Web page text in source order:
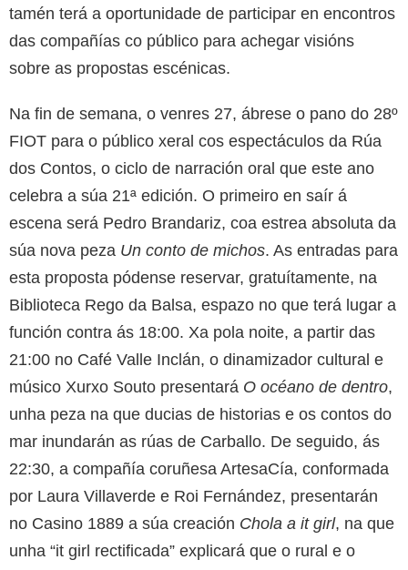
tamén terá a oportunidade de participar en encontros
das compañías co público para achegar visións
sobre as propostas escénicas.
Na fin de semana, o venres 27, ábrese o pano do 28º
FIOT para o público xeral cos espectáculos da Rúa
dos Contos, o ciclo de narración oral que este ano
celebra a súa 21ª edición. O primeiro en saír á
escena será Pedro Brandariz, coa estrea absoluta da
súa nova peza Un conto de michos. As entradas para
esta proposta pódense reservar, gratuítamente, na
Biblioteca Rego da Balsa, espazo no que terá lugar a
función contra ás 18:00. Xa pola noite, a partir das
21:00 no Café Valle Inclán, o dinamizador cultural e
músico Xurxo Souto presentará O océano de dentro,
unha peza na que ducias de historias e os contos do
mar inundarán as rúas de Carballo. De seguido, ás
22:30, a compañía coruñesa ArtesaCía, conformada
por Laura Villaverde e Roi Fernández, presentarán
no Casino 1889 a súa creación Chola a it girl, na que
unha “it girl rectificada” explicará que o rural e o